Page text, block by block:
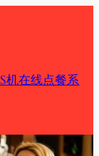
机在线点餐系